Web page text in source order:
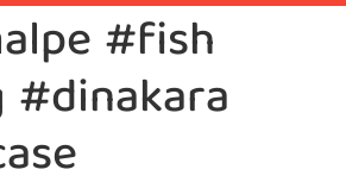
#fish